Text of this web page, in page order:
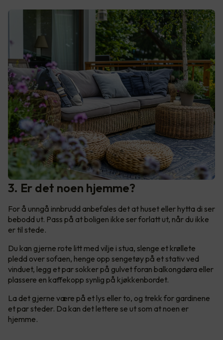
3. Er det noen hjemme?
For å unngå innbrudd anbefales det at huset eller hytta di ser
bebodd ut. Pass på at boligen ikke ser forlatt ut, når du ikke
er til stede.
Du kan gjerne rote litt med vilje i stua, slenge et krøllete
pledd over sofaen, henge opp sengetøy på et stativ ved
vinduet, legg et par sokker på gulvet foran balkongdøra eller
plassere en kaffekopp synlig på kjøkkenbordet.
La det gjerne være på et lys eller to, og trekk for gardinene
et par steder. Da kan det lettere se ut som at noen er
hjemme.